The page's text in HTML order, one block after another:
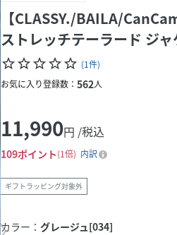
【CLASSY./BAILA/
ストレッチテーラード ジャ
star_borderstar_borderstar_borderstar_borderstar_border (1件)
お気に入り登録数： 562人
11,990円 /税込
109ポイント 1倍 内訳
ギフトラッピング対象外
カラー： グレージュ[034]